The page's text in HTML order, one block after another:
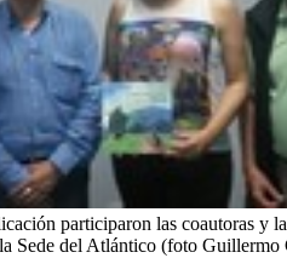
participaron las coautoras
Sede del Atlántico (foto Guillermo